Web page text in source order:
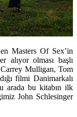
Masters Of Sex’in
alıyor olması başlı
Carrey Mulligan, Tom
filmi Danimarkalı
arada bu kitabın ilk
John Schlesinger